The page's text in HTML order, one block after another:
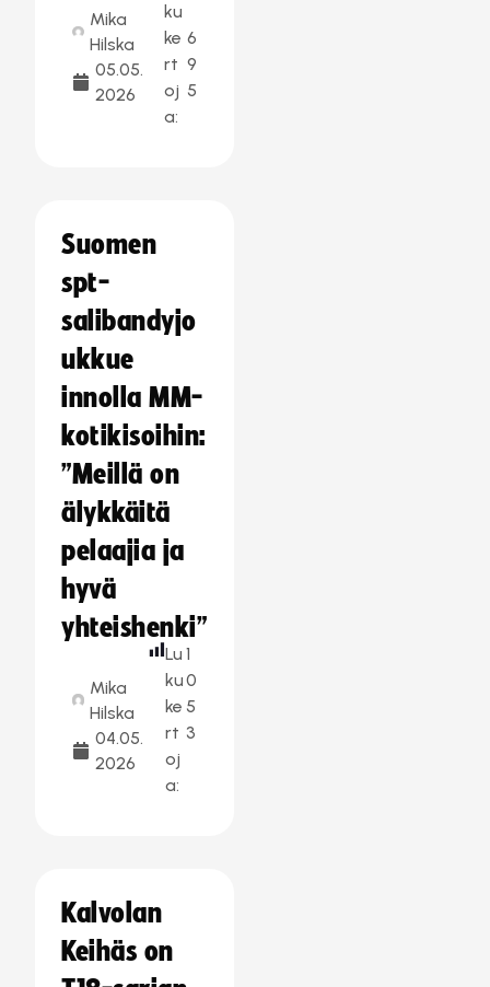
Mika
Hilska
05.05.
2026
ku
ke
rt
oj
a:
6
9
5
Suomen
spt-
salibandyjo
ukkue
innolla MM-
kotikisoihin:
”Meillä on
älykkäitä
pelaajia ja
hyvä
yhteishenki”
Mika
Hilska
04.05.
2026
Lu
ku
ke
rt
oj
a:
1
0
5
3
Kalvolan
Keihäs on